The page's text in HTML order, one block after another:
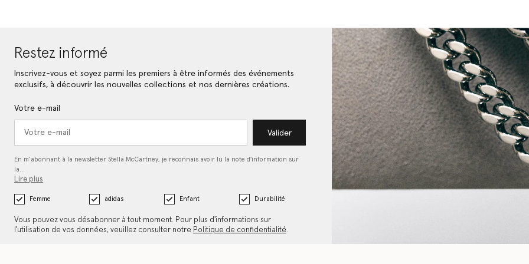
Restez informé
Inscrivez-vous et soyez parmi les premiers à être informés des événements
exclusifs, à découvrir les nouvelles collections et nos dernières créations.
Votre e-mail
Valider
En m’abonnant à la newsletter Stella McCartney, je reconnais avoir lu la note d'information sur
la…
Lire plus
Femme adidas Enfant Durabilité
Vous pouvez vous désabonner à tout moment. Pour plus d'informations sur
l'utilisation de vos données, veuillez consulter notre Politique de confidentialité.